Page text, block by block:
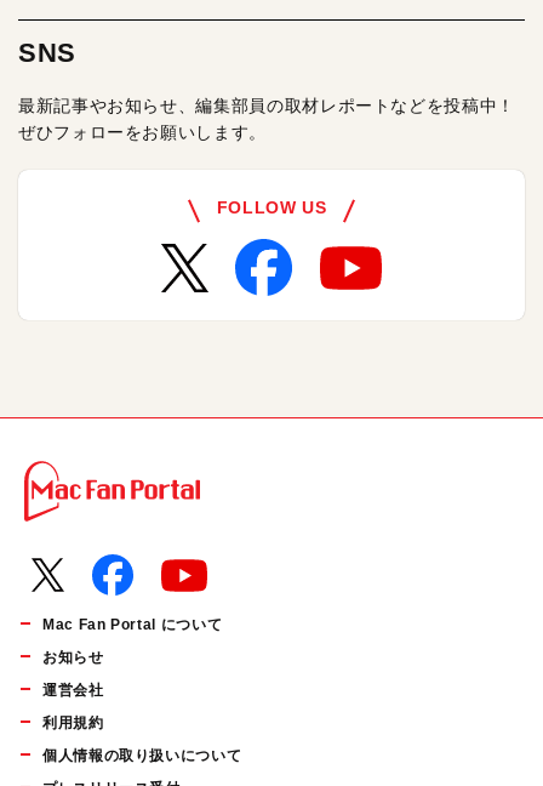
SNS
最新記事やお知らせ、編集部員の取材レポートなどを投稿中！
ぜひフォローをお願いします。
FOLLOW US
Mac Fan Portal について
お知らせ
運営会社
利用規約
個人情報の取り扱いについて